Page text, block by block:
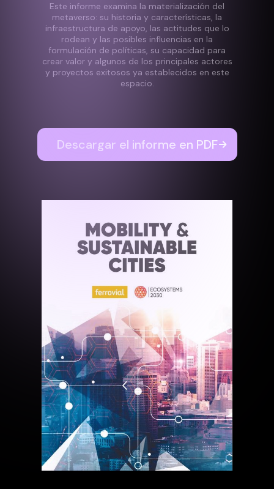
Este informe examina la materialización del
metaverso: su historia y características, la
infraestructura de apoyo, las actitudes que lo
rodean y las posibles influencias en la
formulación de políticas, su capacidad para
crear valor y algunos de los principales actores
y proyectos exitosos ya establecidos en este
espacio.
Descargar el informe en PDF